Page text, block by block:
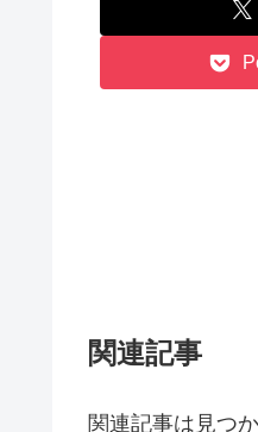
関連記事
関連記事は見つ